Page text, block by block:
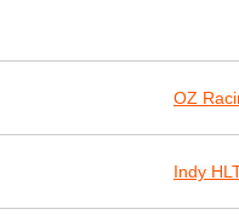
OZ
Indy